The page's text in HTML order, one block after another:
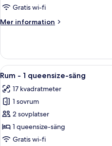
1
säng
Gratis wi-fi
Mer information
Mer
-
queensize-
med
bäddsoffa
Öppna
alla
foton
för
Rum
-
1
7
Rum - 1 queensize-säng
17 kvadratmeter
1 sovrum
2 sovplatser
1 queensize-säng
Gratis wi-fi